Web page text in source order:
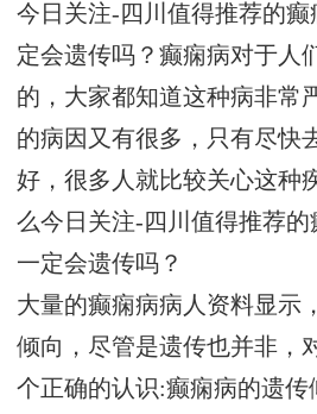
今日关注-四川值得推荐的
定会遗传吗？癫痫病对于人
的，大家都知道这种病非常
的病因又有很多，只有尽快
好，很多人就比较关心这种
么今日关注- 四川 值得推荐的
一定会遗传吗？
大量的癫痫病病人资料显示
倾向，尽管是遗传也并非，
个正确的认识:癫痫病的遗传